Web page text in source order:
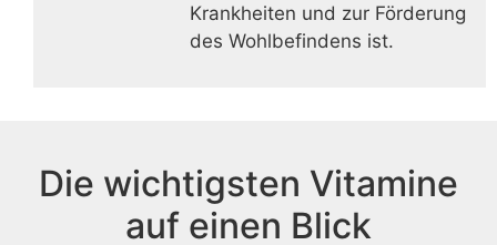
Krankheiten und zur Förderung
des Wohlbefindens ist.
Die wichtigsten Vitamine
auf einen Blick